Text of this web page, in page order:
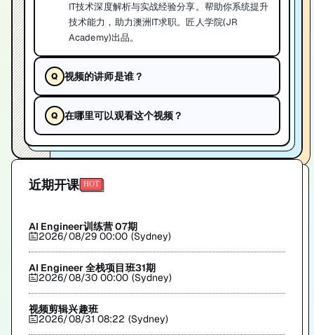
IT技术深度解析与实战经验分享。帮助你系统提升
技术能力，助力澳洲IT求职。匠人学院(JR
Academy)出品。
视频的讲师是谁？
在哪里可以观看这个视频？
近期开课
AI Engineer训练营 07期
2026/08/29 00:00 (Sydney)
AI Engineer 全栈项目班31期
2026/08/30 00:00 (Sydney)
视频剪辑兴趣班
2026/08/31 08:22 (Sydney)